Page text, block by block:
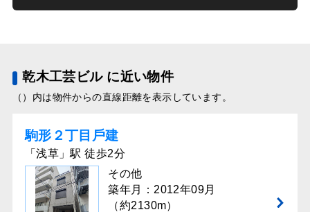
乾木工芸ビル に近い物件
（）内は物件からの直線距離を表示しています。
駒形２丁⽬⼾建
「浅草」駅 徒歩2分
その他
築年月：2012年09月
（約2130m）